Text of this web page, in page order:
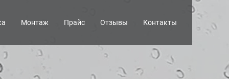
Монтаж Прайс Отзывы Контакты